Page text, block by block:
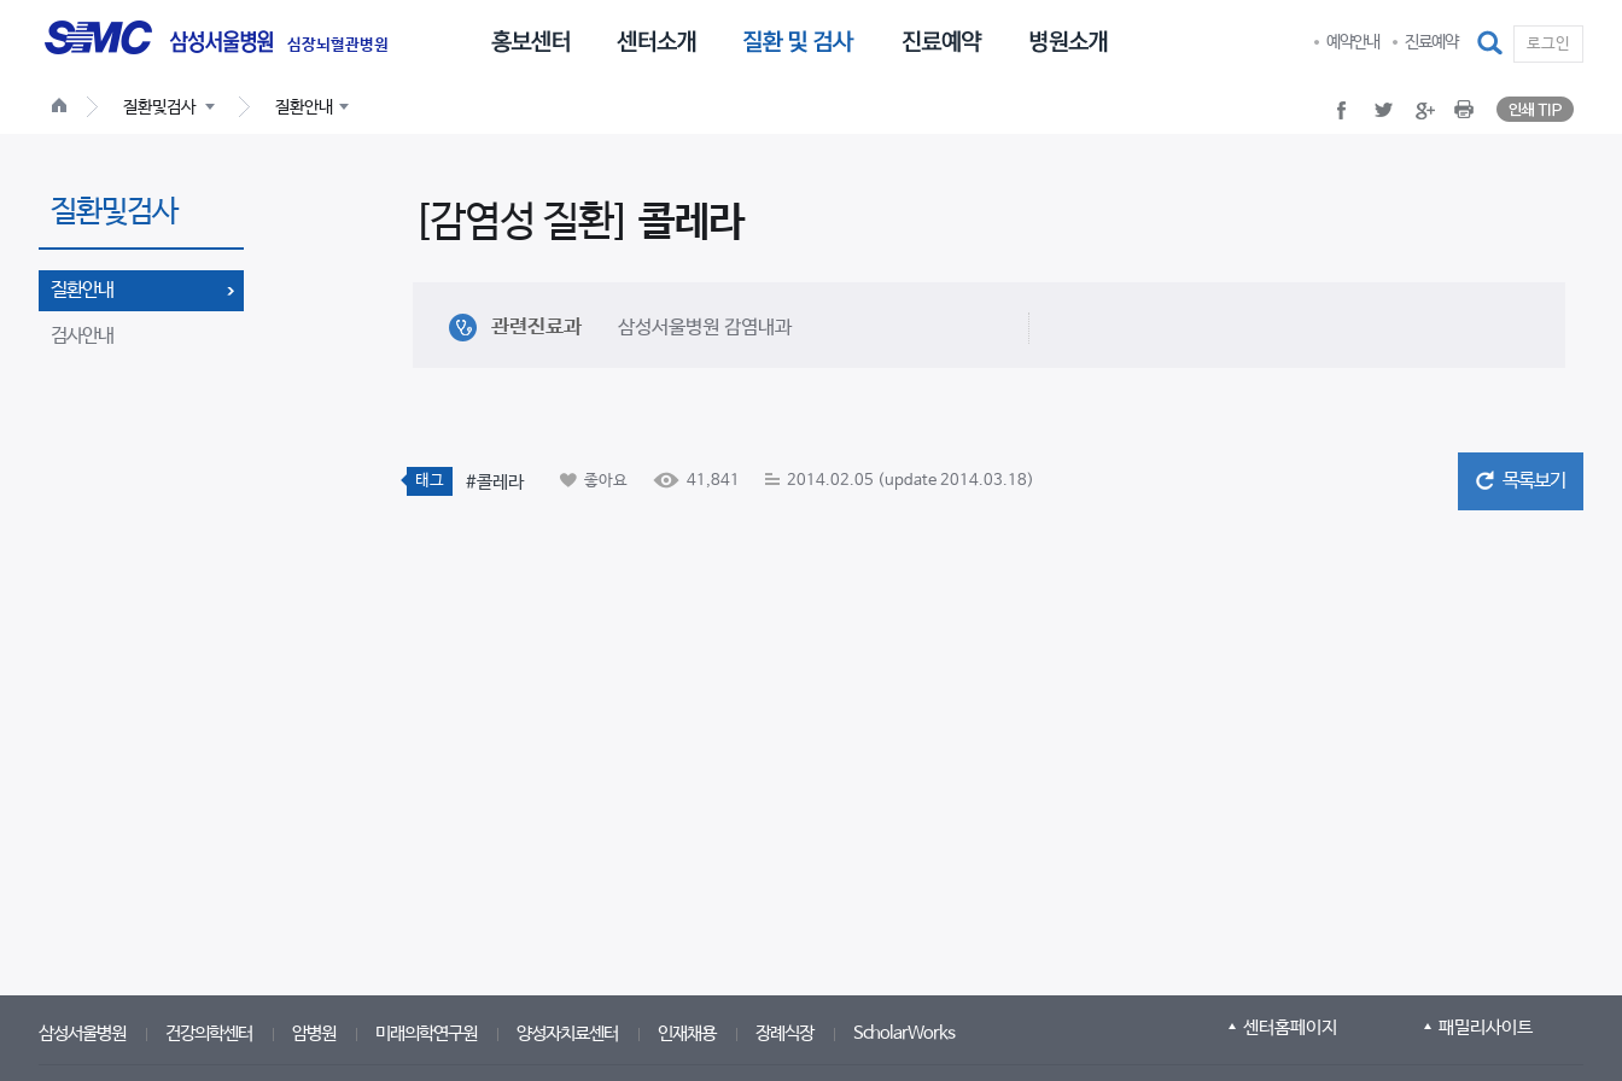
심장뇌혈관병원 로그인
검색
예약안내 진료예약
질환및검사 질환안내 Print
facebook
twitter google plus
질환및검사
질환안내
검사안내
[감염성 질환] 콜레라
관련진료과 삼성서울병원 감염내과
태그 #콜레라 좋아요 41,841 2014.02.05 (update 2014.03.18) 목록보기
삼성서울병원 건강의학센터 암병원 미래의학연구원 양성자치료센터 인재채용 장례식장 ScholarWorks 센터홈페이지 패밀리사이트